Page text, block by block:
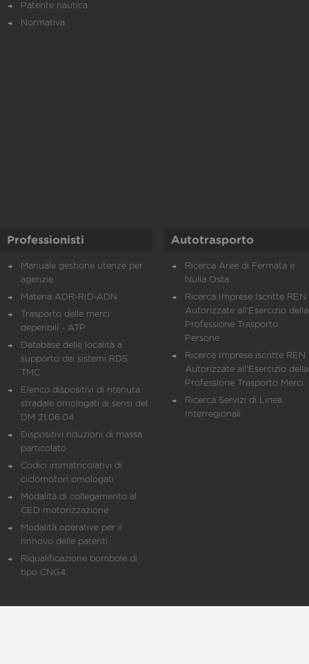
Patente nautica
Normativa
Professionisti
Manuale gestione utenze per
agenzie
Materia ADR-RID-ADN
Trasporto delle merci
deperibili - ATP
Database delle località a
supporto dei sistemi RDS
TMC
Elenco dispositivi di ritenuta
stradale omologati ai sensi del
DM 21.06.04
Dispositivi riduzioni di massa
particolato
Codici immatricolativi di
ciclomotori omologati
Modalità di collegamento al
CED motorizzazione
Modalità operative per il
rinnovo delle patenti
Riqualificazione bombole di
tipo CNG4
Autotrasporto
Ricerca Aree di Fermata e
Nulla Osta
Ricerca Imprese Iscritte REN
Autorizzate all'Esercizio della
Professione Trasporto
Persone
Ricerca Imprese iscritte REN
Autorizzate all'Esercizio della
Professione Trasporto Merci
Ricerca Servizi di Linea
Interregionali